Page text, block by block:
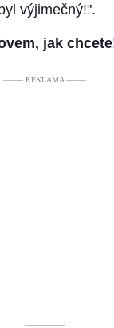
výjimečný!".
jak
––––– REKLAMA –––––
––––––––––